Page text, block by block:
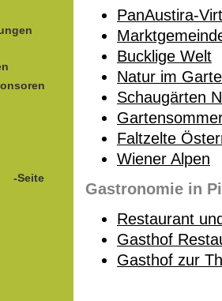
-Seite
PanAustira-
Bucklige Welt
Natur im
Schaugärten
Faltzelte
Wiener Alpen
Gastronomie in
Restaurant
Gasthof
Gasthof zur